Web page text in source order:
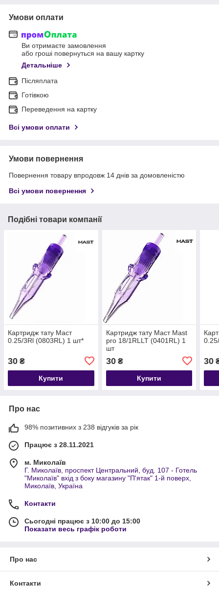
Умови оплати
Ви отримаєте замовлення
або гроші повернуться на вашу картку
Детальніше
Післяплата
Готівкою
Переведення на картку
Всі умови оплати
Умови повернення
Повернення товару впродовж 14 днів за домовленістю
Всі умови повернення
Подібні товари компанії
Картридж тату Маст
0.25/3Rl (0803RL) 1 шт*
30 ₴
Купити
Картридж тату Маст Mast
pro 18/1RLLT (0401RL) 1
шт
30₴
Купити
30
Про нас
98% позитивних з 238 відгуків за рік
Працює з 28.11.2021
м. Миколаїв
Г. Миколаїв, проспект Центральний, буд. 107 - Готель
"Миколаїв" вхід з боку магазину "П'ятак" 1-й поверх,
Миколаїв, Україна
Контакти
Сьогодні працює з 10:00 до 15:00
Показати весь графік роботи
Про нас
Контакти